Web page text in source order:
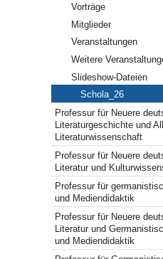
Vorträge
Mitglieder
Veranstaltungen
Weitere
Slideshow-Dateien
Schola_26
Professur für Neuere
Literaturgeschichte und
Literaturwissenschaft
Professur für Neuere
Literatur und
Professur für
und Mediendidaktik
Professur für Neuere
Literatur und
und Mediendidaktik